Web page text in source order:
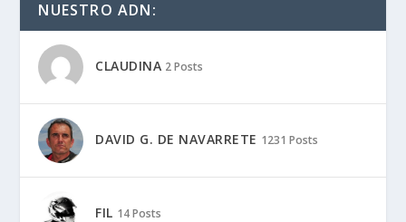
NUESTRO ADN:
CLAUDINA 2 Posts
DAVID G. DE NAVARRETE 1231 Posts
FIL 14 Posts